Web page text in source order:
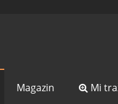
Magazin Mi